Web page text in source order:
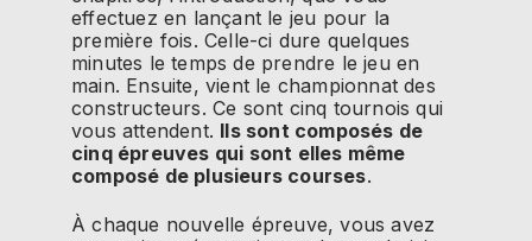
effectuez en lançant le jeu pour la
première fois. Celle-ci dure quelques
minutes le temps de prendre le jeu en
main. Ensuite, vient le championnat des
constructeurs. Ce sont cinq tournois qui
vous attendent. Ils sont composés de
cinq épreuves qui sont elles même
composé de plusieurs courses.
À chaque nouvelle épreuve, vous avez